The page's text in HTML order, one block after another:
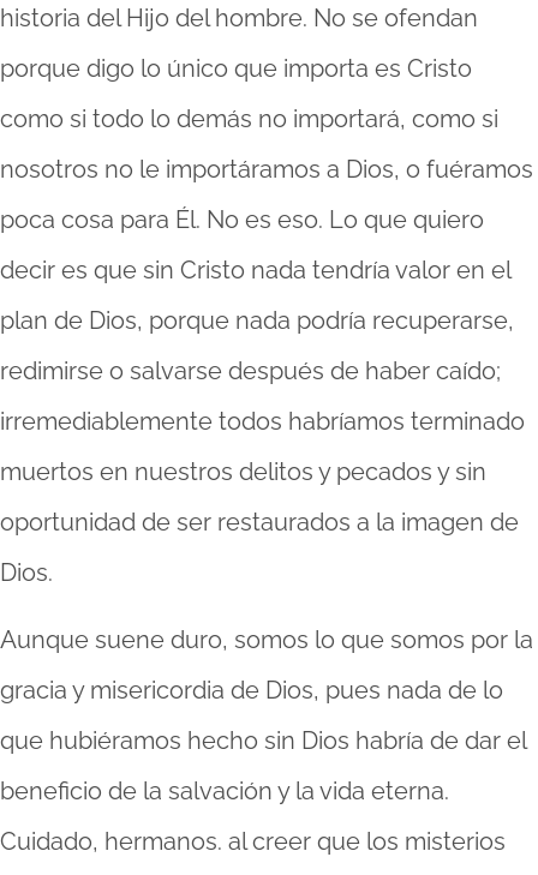
historia del Hijo del hombre. No se ofendan
porque digo lo único que importa es Cristo
como si todo lo demás no importará, como si
nosotros no le importáramos a Dios, o fuéramos
poca cosa para Él. No es eso. Lo que quiero
decir es que sin Cristo nada tendría valor en el
plan de Dios, porque nada podría recuperarse,
redimirse o salvarse después de haber caído;
irremediablemente todos habríamos terminado
muertos en nuestros delitos y pecados y sin
oportunidad de ser restaurados a la imagen de
Dios.
Aunque suene duro, somos lo que somos por la
gracia y misericordia de Dios, pues nada de lo
que hubiéramos hecho sin Dios habría de dar el
beneficio de la salvación y la vida eterna.
Cuidado, hermanos. al creer que los misterios